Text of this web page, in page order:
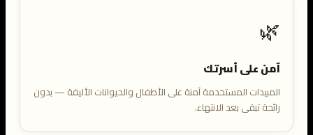
🌿
آمن على أسرتك
المبيدات المستخدمة آمنة على الأطفال والحيوانات الأليفة — بدون
رائحة تبقى بعد الانتهاء.